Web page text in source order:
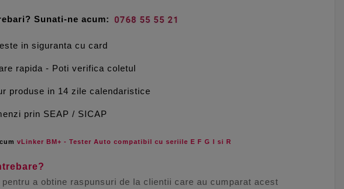
Sunati-ne acum:
in siguranta cu card
rapida - Poti verifica coletul
produse in 14 zile calendaristice
prin SEAP / SICAP
vLinker BM+ - Tester Auto compatibil cu seriile E F G I si R
a obtine raspunsuri de la clientii care au cumparat acest